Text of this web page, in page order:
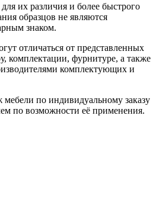
их различия и более быстрого
образцов не являются
знаком.
отличаться от представленных
комплектации, фурнитуре, а также
комплектующих и
по индивидуальному заказу
по возможности её применения.